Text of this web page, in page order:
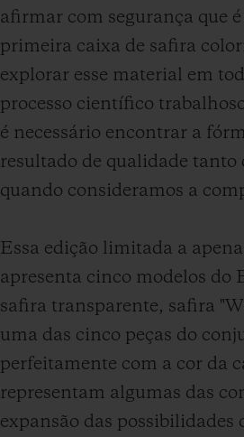
afirmar com segurança que
primeira caixa de safira
explorar esse material em
processo científico
é necessário encontrar a
resultado de qualidade
quando consideramos a
Essa edição limitada a
apresenta cinco modelos do
safira transparente, safira
uma das cinco peças do
perfeitamente com a cor da
representam algumas das
expansão das